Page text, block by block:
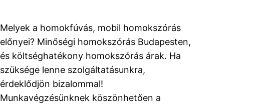
Melyek a homokfúvás, mobil homokszórás
előnyei? Minőségi homokszórás Budapesten,
és költséghatékony homokszórás árak. Ha
szüksége lenne szolgáltatásunkra,
érdeklődjön bizalommal!
Munkavégzésünknek köszönhetően a